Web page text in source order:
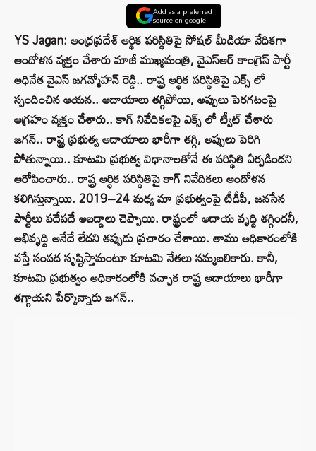
Add as a preferred
source on google
YS Jagan: ఆంధ్రప్రదేశ్‌ ఆర్థిక పరిస్థితిపై సోషల్‌ మీడియా వేదికగా
ఆందోళన వ్యక్తం చేశారు మాజీ ముఖ్యమంత్రి, వైఎస్‌ఆర్‌ కాంగ్రెస్‌ పార్టీ
అధినేత వైఎస్‌ జగన్మోహన్‌ రెడ్డి.. రాష్ట్ర ఆర్థిక పరిస్థితిపై ఎక్స్ లో
స్పందించిన ఆయన.. ఆదాయాలు తగ్గిపోయి, అప్పులు పెరగటంపై
ఆగ్రహం వ్యక్తం చేశారు.. కాగ్ నివేదికలపై ఎక్స్ లో ట్వీట్ చేశారు
జగన్.. రాష్ట్ర ప్రభుత్వ ఆదాయాలు భారీగా తగ్గి, అప్పులు పెరిగి
పోతున్నాయి.. కూటమి ప్రభుత్వ విధానాలతోనే ఈ పరిస్థితి ఏర్పడిందని
ఆరోపించారు.. రాష్ట్ర ఆర్ధిక పరిస్థితిపై కాగ్ నివేదికలు ఆందోళన
కలిగిస్తున్నాయి. 2019–24 మధ్య మా ప్రభుత్వంపై టీడీపీ, జనసేన
పార్టీలు పదేపదే అబద్దాలు చెప్పాయి. రాష్ట్రంలో ఆదాయ వృద్ది తగ్గిందనీ,
అభివృద్ది అనేదే లేదని తప్పుడు ప్రచారం చేశాయి. తాము అధికారంలోకి
వస్తే సంపద సృష్టిస్తామంటూ కూటమి నేతలు నమ్మబలికారు. కానీ,
కూటమి ప్రభుత్వం అధికారంలోకి వచ్చాక రాష్ట్ర ఆదాయాలు భారీగా
తగ్గాయని పేర్కొన్నారు జగన్‌..